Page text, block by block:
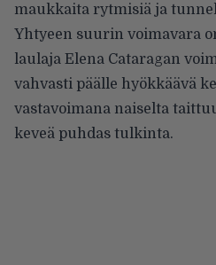
maukkaita rytmisiä ja
Yhtyeen suurin voimavara
laulaja Elena Cataragan
vahvasti päälle hyökkäävä
vastavoimana naiselta
keveä puhdas tulkinta.